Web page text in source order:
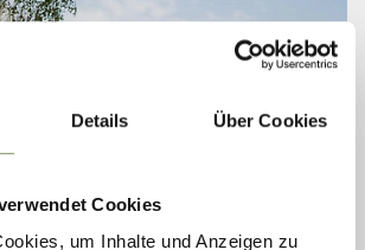
Details Über Cookies
Cookies
um Inhalte und Anzeigen zu